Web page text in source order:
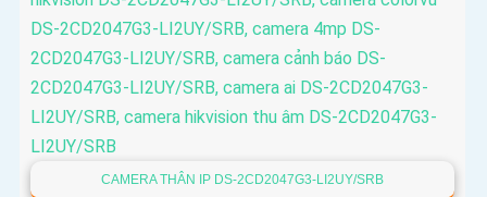
CAMERA THÂN IP DS-2CD2047G3-LI2UY/SRB